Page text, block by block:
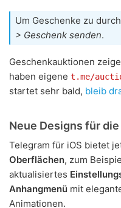
Um Geschenke zu
> Geschenk senden.
Geschenkauktionen
haben eigene t.me/
startet sehr bald, bleib
Neue Designs für
Telegram für iOS bietet
Oberflächen, zum
aktualisiertes
Anhangmenü mit
Animationen.